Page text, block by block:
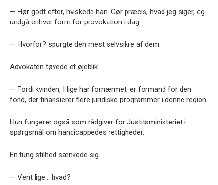
— Hør godt efter, hviskede han. Gør præcis, hvad jeg siger, og
undgå enhver form for provokation i dag.
— Hvorfor? spurgte den mest selvsikre af dem.
Advokaten tøvede et øjeblik.
— Fordi kvinden, I lige har fornærmet, er formand for den
fond, der finansierer flere juridiske programmer i denne region.
Hun fungerer også som rådgiver for Justitsministeriet i
spørgsmål om handicappedes rettigheder.
En tung stilhed sænkede sig.
— Vent lige… hvad?